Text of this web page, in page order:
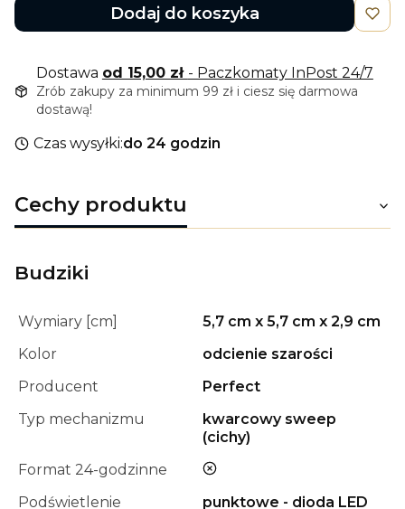
Dodaj do koszyka
Dostawa od 15,00 zł - Paczkomaty InPost 24/7
Zrób zakupy za minimum 99 zł i ciesz się darmowa
dostawą!
Czas wysyłki:do 24 godzin
Cechy produktu
Budziki
Wymiary [cm]
5,7 cm x 5,7 cm x 2,9 cm
Kolor
odcienie szarości
Producent
Perfect
Typ mechanizmu
kwarcowy sweep
(cichy)
Format 24-godzinne
nie
Podświetlenie
punktowe - dioda LED